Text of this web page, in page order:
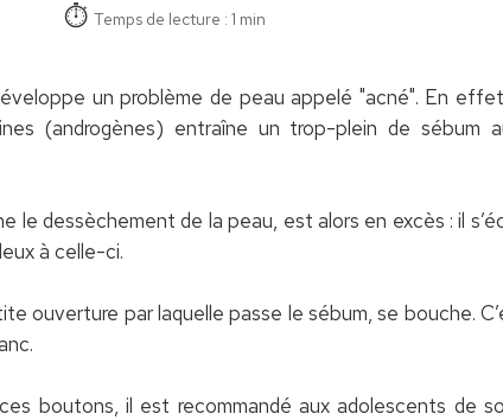
Temps de lecture : 1 min
un problème de peau appelé "acné". En
(androgènes) entraîne un trop-plein de sébum
le dessèchement de la peau, est alors en excès : il
à celle-ci.
ouverture par laquelle passe le sébum, se bouche.
boutons, il est recommandé aux adolescents de